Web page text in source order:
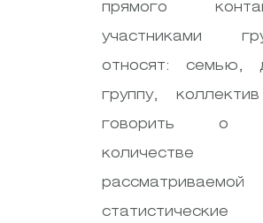
прямого
участниками
относят: семью,
группу,
говорить о
количестве
статистические